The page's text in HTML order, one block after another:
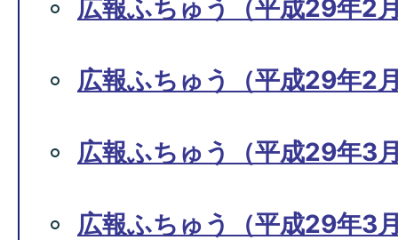
広報ふちゅう（平成29年2
広報ふちゅう（平成29年2
広報ふちゅう（平成29年3
広報ふちゅう（平成29年3